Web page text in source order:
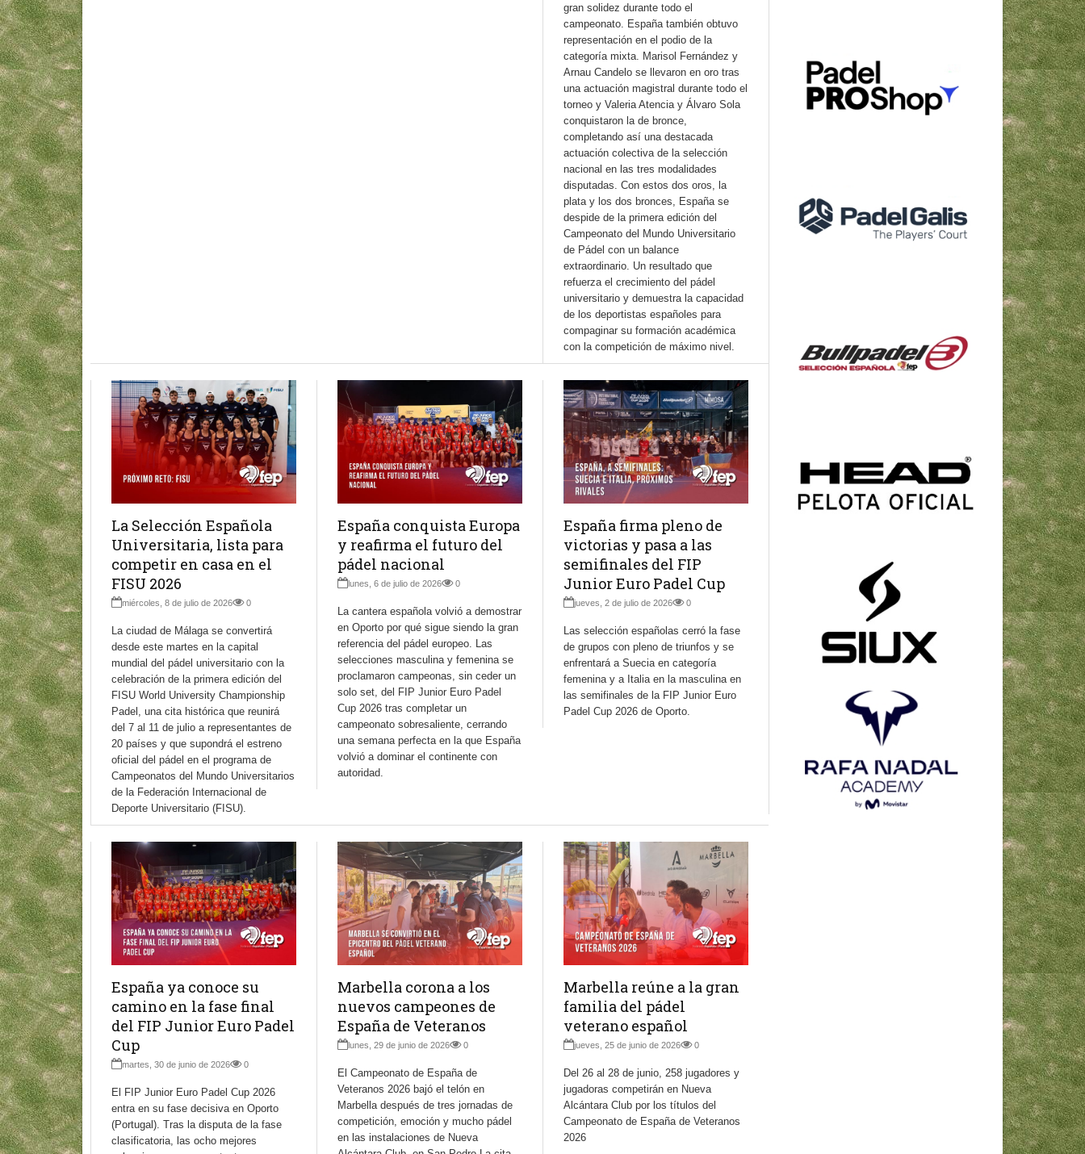
gran solidez durante todo el
campeonato. España también obtuvo
representación en el podio de la
categoría mixta. Marisol Fernández y
Arnau Candelo se llevaron en oro tras
una actuación magistral durante todo el
torneo y Valeria Atencia y Álvaro Sola
conquistaron la de bronce,
completando así una destacada
actuación colectiva de la selección
nacional en las tres modalidades
disputadas. Con estos dos oros, la
plata y los dos bronces, España se
despide de la primera edición del
Campeonato del Mundo Universitario
de Pádel con un balance
extraordinario. Un resultado que
refuerza el crecimiento del pádel
universitario y demuestra la capacidad
de los deportistas españoles para
compaginar su formación académica
con la competición de máximo nivel.
La Selección Española
Universitaria, lista para
competir en casa en el
FISU 2026
miércoles, 8 de julio de 2026 0
La ciudad de Málaga se convertirá
desde este martes en la capital
mundial del pádel universitario con la
celebración de la primera edición del
FISU World University Championship
Padel, una cita histórica que reunirá
del 7 al 11 de julio a representantes de
20 países y que supondrá el estreno
oficial del pádel en el programa de
Campeonatos del Mundo Universitarios
de la Federación Internacional de
Deporte Universitario (FISU).
España conquista Europa
y reafirma el futuro del
pádel nacional
lunes, 6 de julio de 2026 0
La cantera española volvió a demostrar
en Oporto por qué sigue siendo la gran
referencia del pádel europeo. Las
selecciones masculina y femenina se
proclamaron campeonas, sin ceder un
solo set, del FIP Junior Euro Padel
Cup 2026 tras completar un
campeonato sobresaliente, cerrando
una semana perfecta en la que España
volvió a dominar el continente con
autoridad.
España firma pleno de
victorias y pasa a las
semifinales del FIP
Junior Euro Padel Cup
jueves, 2 de julio de 2026 0
Las selección españolas cerró la fase
de grupos con pleno de triunfos y se
enfrentará a Suecia en categoría
femenina y a Italia en la masculina en
las semifinales de la FIP Junior Euro
Padel Cup 2026 de Oporto.
España ya conoce su
camino en la fase final
del FIP Junior Euro Padel
Cup
martes, 30 de junio de 2026 0
El FIP Junior Euro Padel Cup 2026
entra en su fase decisiva en Oporto
(Portugal). Tras la disputa de la fase
clasificatoria, las ocho mejores
Marbella corona a los
nuevos campeones de
España de Veteranos
lunes, 29 de junio de 2026 0
El Campeonato de España de
Veteranos 2026 bajó el telón en
Marbella después de tres jornadas de
competición, emoción y mucho pádel
en las instalaciones de Nueva
Marbella reúne a la gran
familia del pádel
veterano español
jueves, 25 de junio de 2026 0
Del 26 al 28 de junio, 258 jugadores y
jugadoras competirán en Nueva
Alcántara Club por los títulos del
Campeonato de España de Veteranos
2026